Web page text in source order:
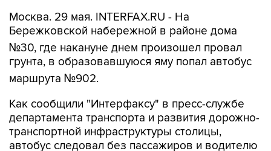
Москва. 29 мая. INTERFAX.RU - На
Бережковской набережной в районе дома
№30, где накануне днем произошел провал
грунта, в образовавшуюся яму попал автобус
маршрута №902.
Как сообщили "Интерфаксу" в пресс-службе
департамента транспорта и развития дорожно-
транспортной инфраструктуры столицы,
автобус следовал без пассажиров и водителю